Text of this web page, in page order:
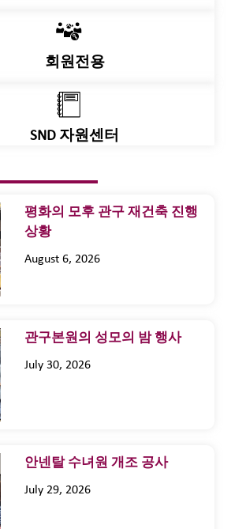
회원전용
SND 자원센터
평화의 모후 관구 재건축 진행
상황
August 6, 2026
관구본원의 성모의 밤 행사
July 30, 2026
안넨탈 수녀원 개조 공사
July 29, 2026